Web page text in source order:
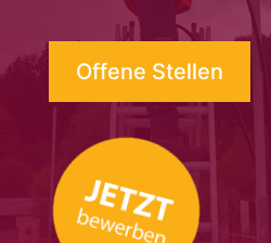
Offene Stellen